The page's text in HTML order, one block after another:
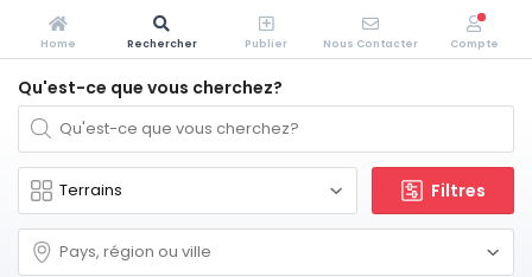
Qu'est-ce que vous cherchez?
Filtres
Home Rechercher Publier Nous Contacter Compte